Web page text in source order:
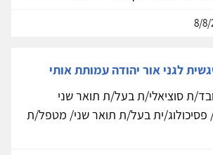
לגני אור יהודה עמותת אותי
ת סוציאלי/ת בעל/ת תואר שני
פסיכולוג/ית בעל/ת תואר שני/ מטפל/ת